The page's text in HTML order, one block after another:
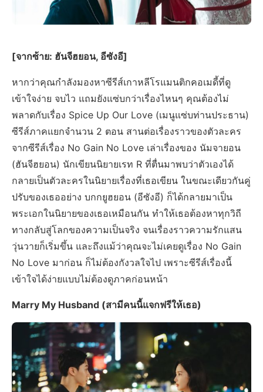
[จากซ้าย: ฮันจีฮยอน, อีซังอี]
หากว่าคุณกำลังมองหาซีรีส์เกาหลีโรแมนติกคอเมดี้ที่ดู
เข้าใจง่าย จบไว แถมยังแซ่บกว่าเรื่องไหนๆ คุณต้องไม่
พลาดกับเรื่อง Spice Up Our Love (เมนูแซ่บท่านประธาน)
ซีรีส์ภาคแยกจำนวน 2 ตอน สานต่อเรื่องราวของตัวละคร
จากซีรีส์เรื่อง No Gain No Love เล่าเรื่องของ นัมจายอน
(ฮันจีฮยอน) นักเขียนนิยายเรท R ที่ตื่นมาพบว่าตัวเองได้
กลายเป็นตัวละครในนิยายเรื่องที่เธอเขียน ในขณะเดียวกันคู่
ปรับของเธออย่าง บกกยูฮยอน (อีซังอี) ก็ได้กลายมาเป็น
พระเอกในนิยายของเธอเหมือนกัน ทำให้เธอต้องหาทุกวิถี
ทางกลับสู่โลกของความเป็นจริง จนเรื่องราวความรักแสน
วุ่นวายก็เริ่มขึ้น และถึงแม้ว่าคุณจะไม่เคยดูเรื่อง No Gain
No Love มาก่อน ก็ไม่ต้องกังวลใจไป เพราะซีรีส์เรื่องนี้
เข้าใจได้ง่ายแบบไม่ต้องดูภาคก่อนหน้า
Marry My Husband (สามีคนนี้แจกฟรีให้เธอ)